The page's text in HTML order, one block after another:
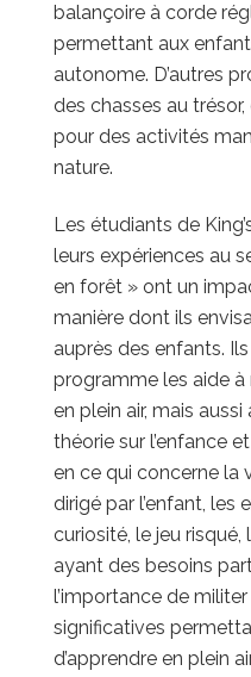
balançoire à corde
permettant aux
autonome. D’autres
des chasses au
pour des activités
nature.
Les étudiants de
leurs expériences au
en forêt » ont un
manière dont ils
auprès des enfants.
programme les aide
en plein air, mais
théorie sur l’enfance
en ce qui concerne la
dirigé par l’enfant, les
curiosité, le jeu
ayant des besoins
l’importance de
significatives
d’apprendre en plein